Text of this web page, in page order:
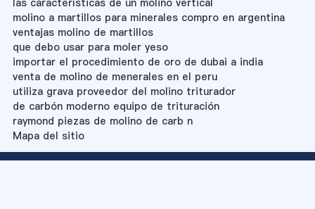
molino a martillos para minerales compro en argentina
ventajas molino de martillos
que debo usar para moler yeso
importar el procedimiento de oro de dubai a india
venta de molino de menerales en el peru
utiliza grava proveedor del molino triturador
de carbón moderno equipo de trituración
raymond piezas de molino de carb n
Mapa del sitio